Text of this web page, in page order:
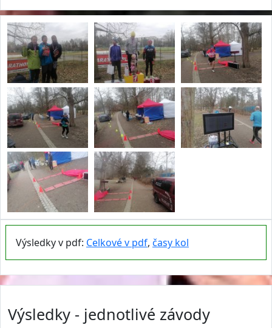
Výsledky v pdf: Celkové v pdf, časy kol
Výsledky - jednotlivé závody